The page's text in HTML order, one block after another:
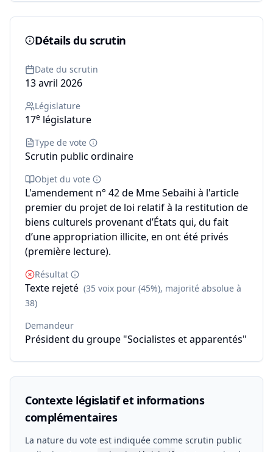
Détails du scrutin
Date du scrutin
13 avril 2026
Législature
17e législature
Type de vote
Scrutin public ordinaire
Objet du vote
L'amendement n° 42 de Mme Sebaihi à l'article
premier du projet de loi relatif à la restitution de
biens culturels provenant d’États qui, du fait
d’une appropriation illicite, en ont été privés
(première lecture).
Résultat
Texte rejeté (35 voix pour (45%), majorité absolue à
38)
Demandeur
Président du groupe "Socialistes et apparentés"
Contexte législatif et informations
complémentaires
La nature du vote est indiquée comme scrutin public